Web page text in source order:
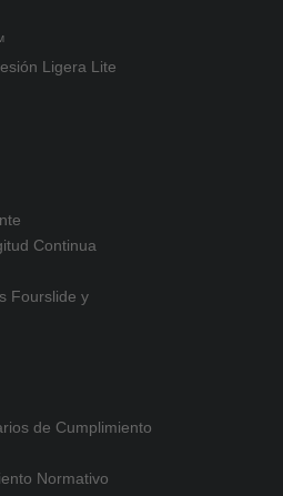
Ligera Lite
Continua
Fourslide y
de Cumplimiento
Normativo